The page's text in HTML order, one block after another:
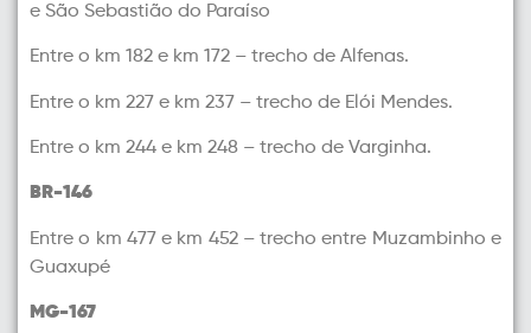
e São Sebastião do Paraíso
Entre o km 182 e km 172 – trecho de Alfenas.
Entre o km 227 e km 237 – trecho de Elói Mendes.
Entre o km 244 e km 248 – trecho de Varginha.
BR-146
Entre o km 477 e km 452 – trecho entre Muzambinho e
Guaxupé
MG-167